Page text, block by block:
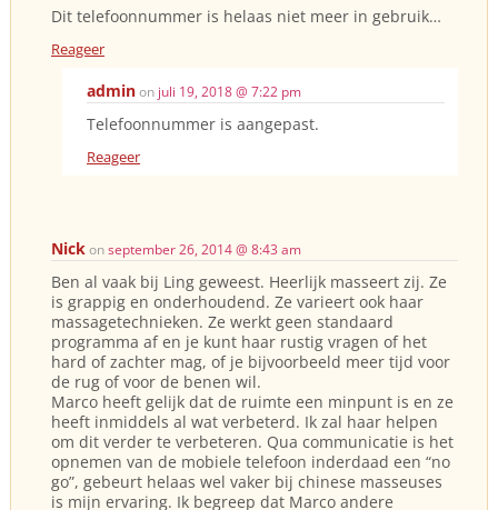
Dit telefoonnummer is helaas niet meer in gebruik…
Reageer
adminon juli 19, 2018 @ 7:22 pm
Telefoonnummer is aangepast.
Reageer
Nickonseptember 26, 2014 @ 8:43 am
Ben al vaak bij Ling geweest. Heerlijk masseert zij. Ze
is grappig en onderhoudend. Ze varieert ook haar
massagetechnieken. Ze werkt geen standaard
programma af en je kunt haar rustig vragen of het
hard of zachter mag, of je bijvoorbeeld meer tijd voor
de rug of voor de benen wil.
Marco heeft gelijk dat de ruimte een minpunt is en ze
heeft inmiddels al wat verbeterd. Ik zal haar helpen
om dit verder te verbeteren. Qua communicatie is het
opnemen van de mobiele telefoon inderdaad een “no
go”, gebeurt helaas wel vaker bij chinese masseuses
is mijn ervaring. Ik begreep dat Marco andere